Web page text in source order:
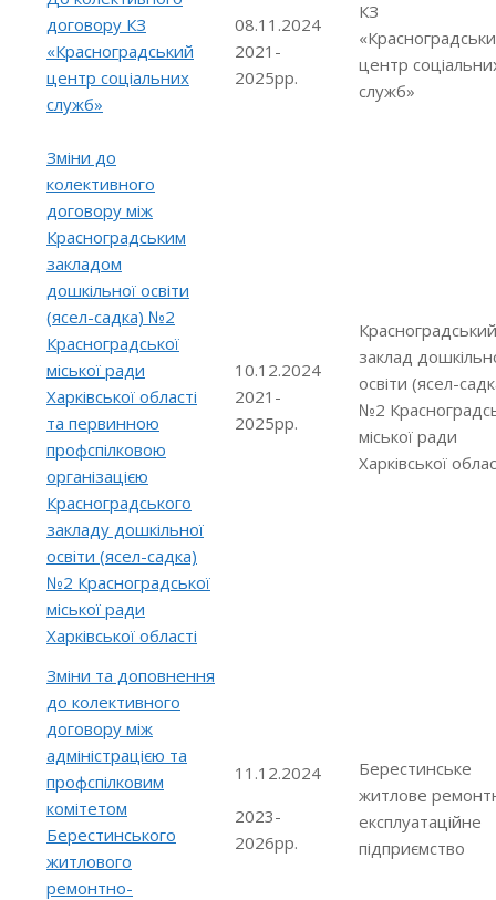
договору КЗ
«Красноградський
центр соціальних
служб»
08.11.2024
2021-
2025рр.
КЗ
центр
служб»
Зміни до
колективного
договору між
Красноградським
закладом
дошкільної освіти
(ясел-садка) №2
Красноградської
міської ради
Харківської області
та первинною
профспілковою
організацією
Красноградського
закладу дошкільної
освіти (ясел-садка)
№2 Красноградської
міської ради
Харківської області
10.12.2024
2021-
2025рр.
Красноградський
заклад
освіти (ясел-
№2
міської ради
Харківської
Зміни та доповнення
до колективного
договору між
адміністрацією та
профспілковим
комітетом
Берестинського
житлового
ремонтно-
11.12.2024
2023-
2026рр.
Берестинське
житлове
експлуатаційне
підприємство